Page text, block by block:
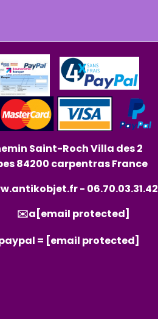
Saint-Roch Villa des 2
84200 carpentras France
- 06.70.03.31.42
[email protected]
= [email protected]